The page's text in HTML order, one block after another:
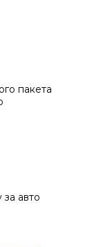
пакета
авто